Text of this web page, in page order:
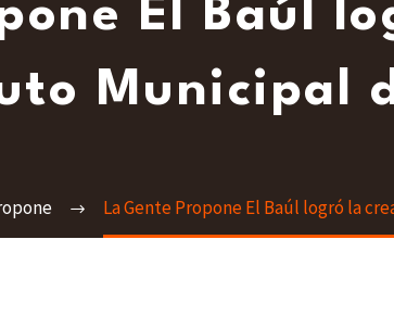
El Baúl
Municipal
La Gente Propone El Baúl logró la